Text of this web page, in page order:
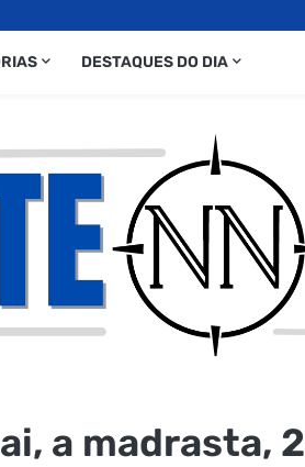
DESTAQUES DO DIA
a madrasta, 2